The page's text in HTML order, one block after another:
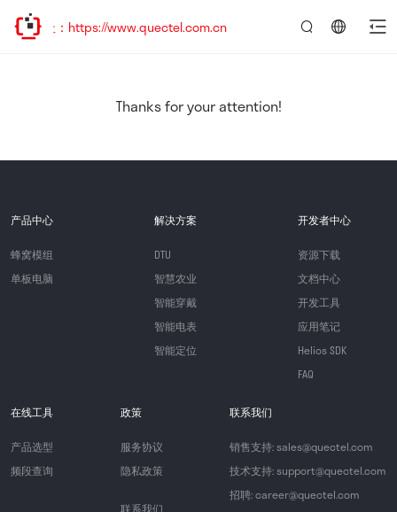
问新址：https://www.quectel.com.cn
Thanks for your attention!
产品中心
蜂窝模组
单板电脑
解决方案
DTU
智慧农业
智能穿戴
智能电表
智能定位
开发者中心
资源下载
文档中心
开发工具
应用笔记
Helios SDK
FAQ
在线工具
产品选型
频段查询
政策
服务协议
隐私政策
联系我们
联系我们
销售支持: sales@quectel.com
技术支持: support@quectel.com
招聘: career@quectel.com